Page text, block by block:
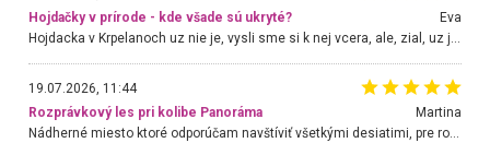
Hojdačky v prírode - kde všade sú ukryté?
Eva
Hojdacka v Krpelanoch uz nie je, vysli sme si k nej vcera, ale, zial, uz je znicena. Ak sem planujete cestu len kvoli hojdacke, mozete si ju usetrit. Krasny vyhlad je tu vsak aj bez hojdacky :-)
19.07.2026, 11:44
Rozprávkový les pri kolibe Panoráma
Martina
Nádherné miesto ktoré odporúčam navštíviť všetkými desiatimi, pre rodiny s deťmi, dôchodcom... Proste a jednoducho ozaj rozprávkový les.. určite ešte prídeme. Odniesli sme si na pamiatku krásne tričká,